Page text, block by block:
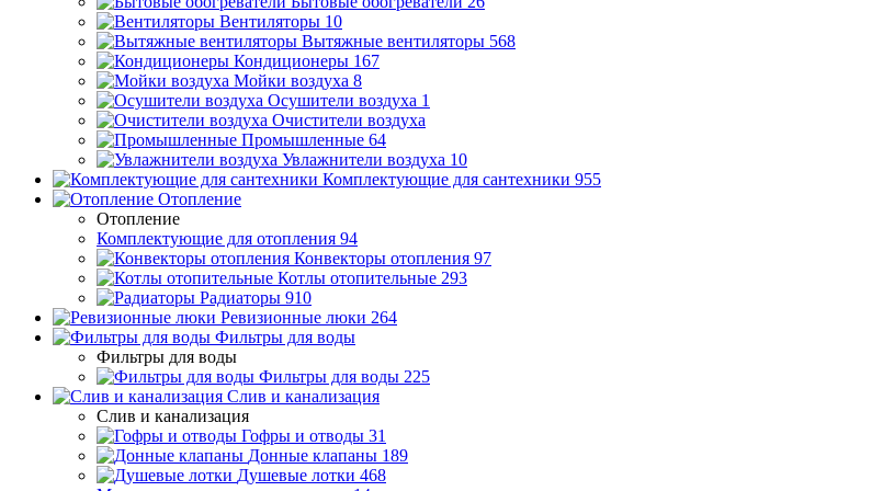
Вентиляторы 10
Вытяжные вентиляторы 568
Кондиционеры 167
Мойки воздуха 8
Осушители воздуха 1
Очистители воздуха
Промышленные 64
Увлажнители воздуха 10
Комплектующие для сантехники 955
Отопление
Отопление
Комплектующие для отопления 94
Конвекторы отопления 97
Котлы отопительные 293
Радиаторы 910
Ревизионные люки 264
Фильтры для воды
Фильтры для воды
Фильтры для воды 225
Слив и канализация
Слив и канализация
Гофры и отводы 31
Донные клапаны 189
Душевые лотки 468